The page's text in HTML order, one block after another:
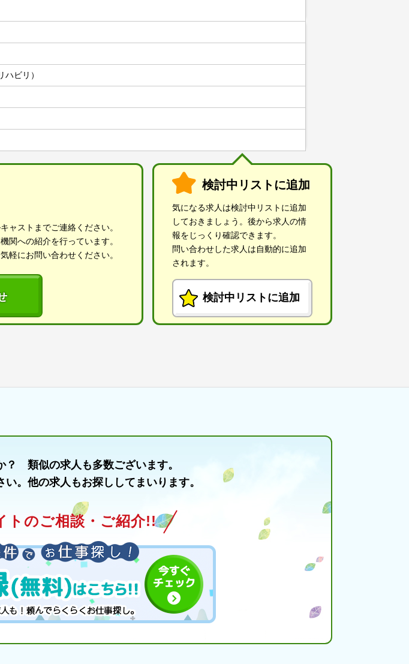
ビリ）
ャストまでご連絡ください。
関への紹介を行っています。
軽にお問い合わせください。
検討中リストに追加
気になる求人は検討中リストに追加
しておきましょう。後から求人の情
報をじっくり確認できます。
問い合わせした求人は自動的に追加
されます。
検討中リストに追加
？ 類似の求人も多数ございます。
。他の求人もお探ししてまいります。
トのご相談・ご紹介!!